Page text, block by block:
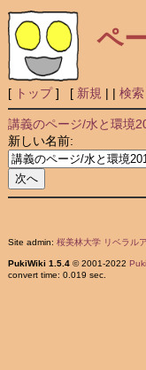
ペ
[ トップ] [ 新規 | | 検索
講義のページ/水と環境
新しい名前:
Site admin: 桜美林大学 リベラル
PukiWiki 1.5.4© 2001-2022
convert time: 0.019 sec.